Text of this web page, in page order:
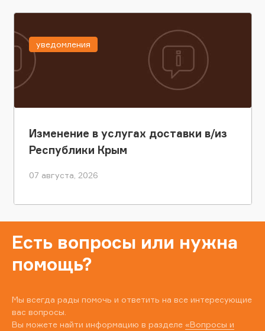
Изменение в услугах доставки в/из
Республики Крым
07 августа, 2026
уведомления
Есть вопросы или нужна
помощь?
Мы всегда рады помочь и ответить на все интересующие
вас вопросы.
Вы можете найти информацию в разделе «Вопросы и